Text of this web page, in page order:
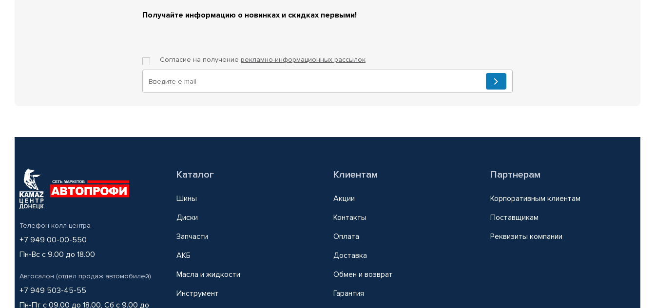
Получайте информацию о новинках и скидках первыми!
Согласие на получение рекламно-информационных рассылок
Телефон колл-центра
+7 949 00-00-550
Пн-Вс с 9.00 до 18.00
Автосалон (отдел продаж автомобилей)
+7 949 503-45-55
Пн-Пт с 09.00 до 18.00, Сб с 9.00 до
Каталог
Шины
Диски
Запчасти
АКБ
Масла и жидкости
Инструмент
Клиентам
Акции
Контакты
Оплата
Доставка
Обмен и возврат
Гарантия
Партнерам
Корпоративным клиентам
Поставщикам
Реквизиты компании